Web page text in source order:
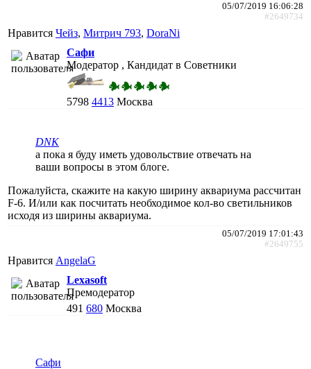
05/07/2019 16:06:28
#2649734
Нравится Чейз, Митрич 793, DoraNi
Сафи
Модератор , Кандидат в Советники
5798 4413 Москва
DNK
а пока я буду иметь удовольствие отвечать на
ваши вопросы в этом блоге.
Пожалуйста, скажите на какую ширину аквариума рассчитан
F-6. И/или как посчитать необходимое кол-во светильников
исходя из ширины аквариума.
05/07/2019 17:01:43
#2649755
Нравится AngelaG
Lexasoft
Премодератор
491 680 Москва
Сафи